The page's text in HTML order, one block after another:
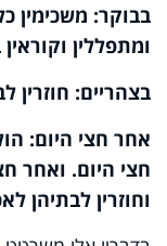
בבוקר: משכימין
ומתפללין
בצהריים: חוזרין
אחר חצי היום:
חצי היום. ואחר
וחוזרין לבתיהן